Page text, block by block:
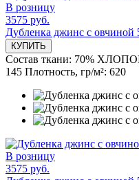
В розницу
3575 руб.
Дубленка джинс с овчиной
КУПИТЬ
Состав ткани: 70%
145 Плотность, гр/м²: 620
В розницу
3575 руб.